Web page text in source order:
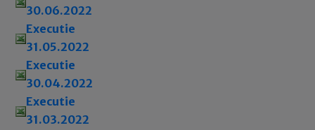
30.06.2022
Executie
31.05.2022
Executie
30.04.2022
Executie
31.03.2022